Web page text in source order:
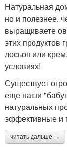
Натуральная
но и полезнее,
выращиваете
этих продуктов
лосьон или
условиях!
Существует
еще наши
натуральных
эффективные и
читать дальше →